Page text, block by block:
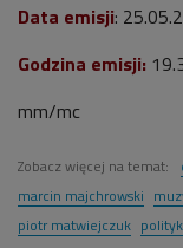
Data emisji:
Godzina emisji:
mm/mc
Zobacz więcej na temat:
marcin majchrowski
piotr matwiejczuk